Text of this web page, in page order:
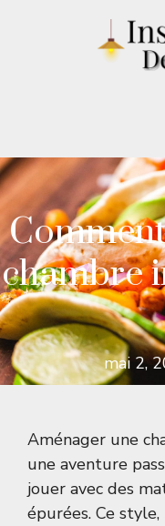
chambre
mai 2,
Aménager une
une aventure
jouer avec des
épurées. Ce style,